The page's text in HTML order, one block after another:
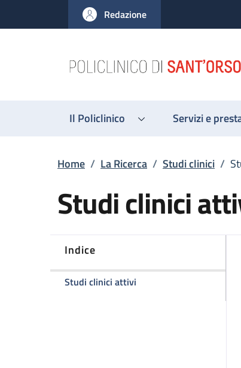
al contenuto principale
to footer content
Redazione
Il Policlinico Servizi e
Briciole di pane
Home / La Ricerca / Studi clinici /
Studi clinici
Indice
Studi clinici attivi